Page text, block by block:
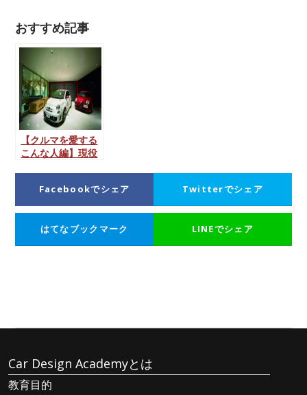
おすすめ記事
【クルマを愛する
こんな人編】現役
AUTOSPEC.下田
征邦さんの場合ー
Facebookでシェア Twitterでシェア
はてなブックマーク LINEでシェア
Car Design Academyとは
教育目的